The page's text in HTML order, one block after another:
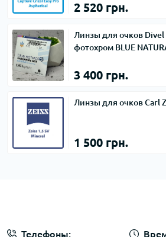
2 520 грн.
Линзы для очков Divel
фотохром BLUE
3 400 грн.
Линзы для очков Carl
1 500 грн.
Телефоны: